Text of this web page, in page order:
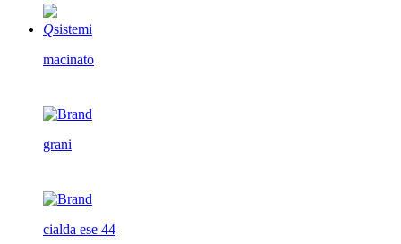
Qsistemi
macinato
grani
cialda ese 44